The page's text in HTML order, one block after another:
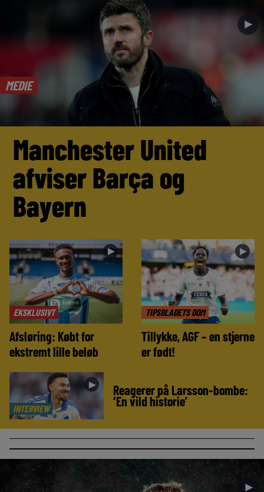
MEDIE
►
Manchester United
afviser Barça og
Bayern
EKSKLUSIVT
►
Afsløring: Købt for
ekstremt lille beløb
TIPSBLADETS DOM
►
Tillykke, AGF – en stjerne
er født!
INTERVIEW
► Reagerer på Larsson-bombe:
‘En vild historie’
►